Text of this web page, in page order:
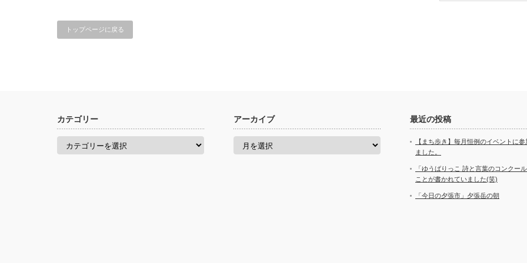
トップページに戻る
カテゴリー
カ
アーカイブ
ア
最近の投稿
【まち歩き】毎月恒例のイベントに参
ました。
「ゆうばりっこ 詩と言葉のコンクー
ことが書かれていました(笑)
「今日の夕張市」夕張岳の朝